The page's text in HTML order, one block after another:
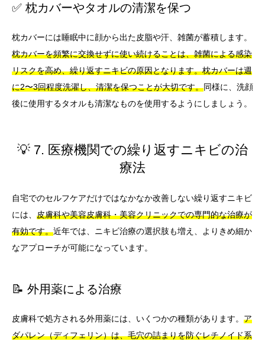
✅ 枕カバーやタオルの清潔を保つ
枕カバーには睡眠中に顔から出た皮脂や汗、雑菌が蓄積します。
枕カバーを頻繁に交換せずに使い続けることは、雑菌による感染
リスクを高め、繰り返すニキビの原因となります。枕カバーは週
に2〜3回程度洗濯し、清潔を保つことが大切です。同様に、洗顔
後に使用するタオルも清潔なものを使用するようにしましょう。
💡 7. 医療機関での繰り返すニキビの治
療法
自宅でのセルフケアだけではなかなか改善しない繰り返すニキビ
には、 皮膚科や美容皮膚科・美容クリニックでの専門的な治療が
有効です。近年では、ニキビ治療の選択肢も増え、よりきめ細か
なアプローチが可能になっています。
📝 外用薬による治療
皮膚科で処方される外用薬には、いくつかの種類があります。 ア
ダパレン（ディフェリン）は、毛穴の詰まりを防ぐレチノイド系